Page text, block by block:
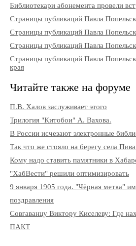
Библиотекари абонемента провели
Страницы публикаций Павла
Страницы публикаций Павла
Страницы публикаций Павла
Страницы публикаций Павла
края
Читайте также на форуме
П.В. Халов заслуживает этого
Трилогия "Китобои" А. Вахова.
В России исчезают электронные
Так что же стояло на берегу села
Кому надо ставить памятники в
"ХабВести" решили оптимизировать
9 января 1905 года. "Чёрная метка"
поздравления
Совгаванцу Виктору Киселеву: Где
ПАКТ